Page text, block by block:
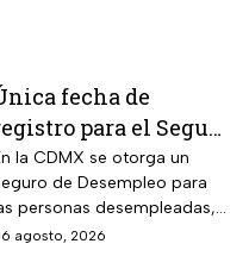
fecha de
para el Seguro
Desempleo en
que da 3 mil
pesos
la CDMX se otorga un
de Desempleo para
personas desempleadas,
que si perdiste tu trabajo
agosto, 2026